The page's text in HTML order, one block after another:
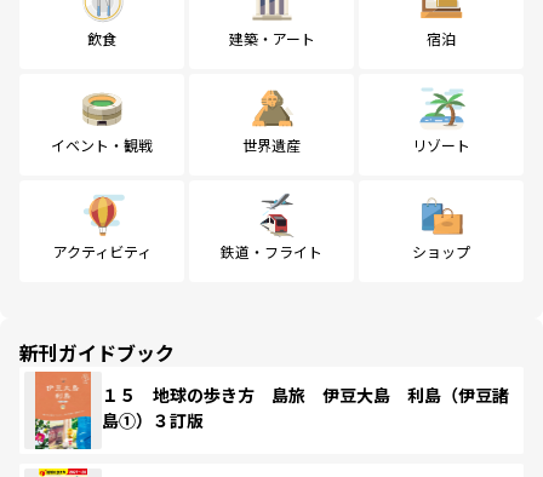
飲食 建築・アート 宿泊
イベント・観戦 世界遺産 リゾート
アクティビティ 鉄道・フライト ショップ
新刊ガイドブック
１５ 地球の歩き方 島旅 伊豆大島 利島（伊豆諸
島①）３訂版